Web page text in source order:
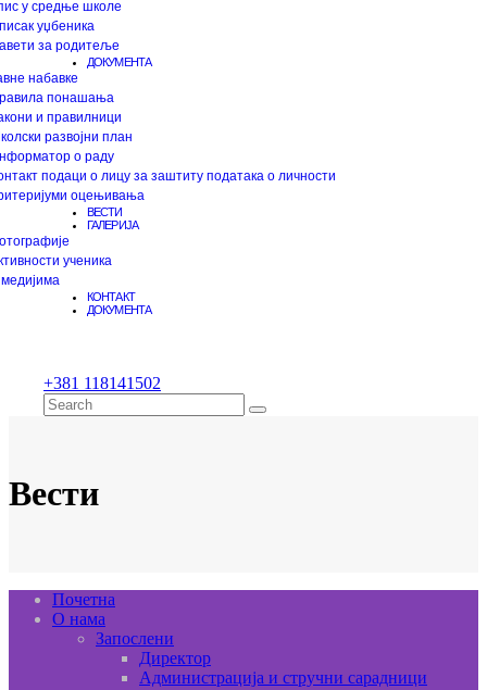
у средње школе
уџбеника
за родитеље
ДОКУМЕНТА
набавке
понашања
и правилници
развојни план
о раду
подаци о лицу за заштиту података о личности
оцењивања
ВЕСТИ
ГАЛЕРИЈА
ученика
КОНТАКТ
ДОКУМЕНТА
+381 118141502
Вести
Почетна
О нама
Запослени
Директор
Администрација и стручни сарадници